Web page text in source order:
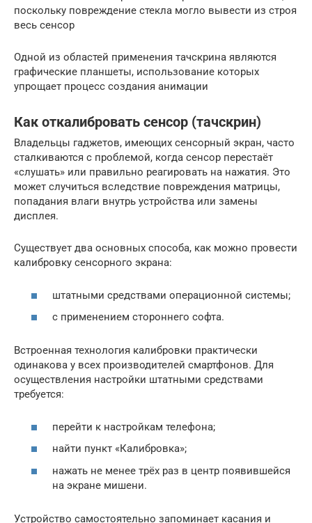
поскольку повреждение стекла могло вывести из строя
весь сенсор
Одной из областей применения тачскрина являются
графические планшеты, использование которых
упрощает процесс создания анимации
Как откалибровать сенсор (тачскрин)
Владельцы гаджетов, имеющих сенсорный экран, часто
сталкиваются с проблемой, когда сенсор перестаёт
«слушать» или правильно реагировать на нажатия. Это
может случиться вследствие повреждения матрицы,
попадания влаги внутрь устройства или замены
дисплея.
Существует два основных способа, как можно провести
калибровку сенсорного экрана:
штатными средствами операционной системы;
с применением стороннего софта.
Встроенная технология калибровки практически
одинакова у всех производителей смартфонов. Для
осуществления настройки штатными средствами
требуется:
перейти к настройкам телефона;
найти пункт «Калибровка»;
нажать не менее трёх раз в центр появившейся
на экране мишени.
Устройство самостоятельно запоминает касания и